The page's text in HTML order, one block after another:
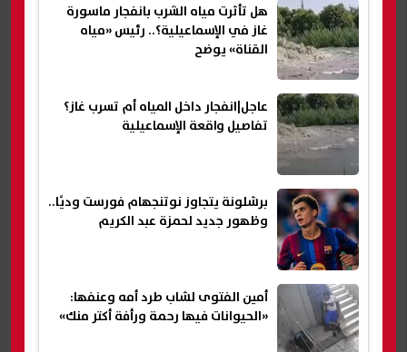
هل تأثرت مياه الشرب بانفجار ماسورة
غاز في الإسماعيلية؟.. رئيس «مياه
القناة» يوضح
عاجل|انفجار داخل المياه أم تسرب غاز؟
تفاصيل واقعة الإسماعيلية
برشلونة يتجاوز نوتنجهام فورست وديًا..
وظهور جديد لحمزة عبد الكريم
أمين الفتوى لشاب طرد أمه وعنفها:
«الحيوانات فيها رحمة ورأفة أكتر منك»